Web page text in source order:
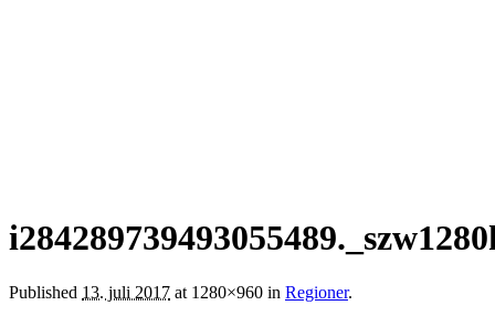
Published 13. juli 2017 at 1280×960 in Regioner.